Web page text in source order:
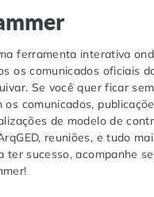
ferramenta interativa
os comunicados oficiais
Se você quer ficar
os comunicados,
de modelo de
reuniões, e tudo
ter sucesso, acompanhe